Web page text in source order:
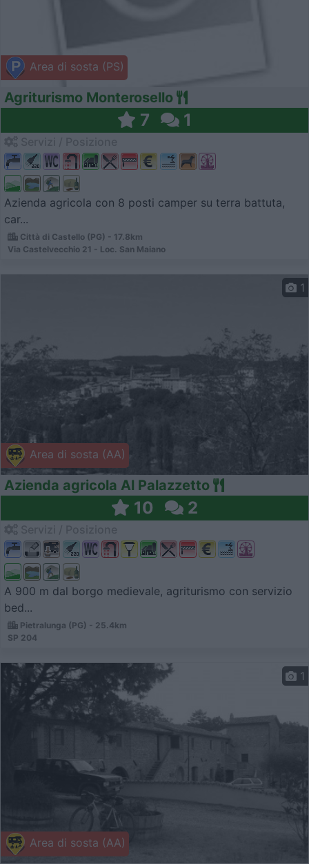
Area di sosta (PS)
Agriturismo Monterosello
7 1
Azienda agricola con 8 posti camper su terra battuta,
car...
Città di Castello (PG) - 17.8km
Via Castelvecchio 21 - Loc. San Maiano
Area di sosta (AA)
1
Azienda agricola Al Palazzetto
10 2
A 900 m dal borgo medievale, agriturismo con servizio
bed...
Pietralunga (PG) - 25.4km
SP 204
Area di sosta (AA)
1